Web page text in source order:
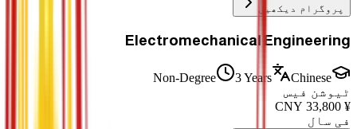
پروگرام دیکھیں
Electromechanical Engineering
Non-Degree 3 Years
Chinese
ٹیوشن فیس
¥
33,800
فی سال